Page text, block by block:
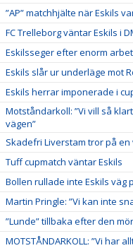
”AP” matchhjälte när Eskils
FC Trelleborg väntar Eskils i
Eskilsseger efter enorm
Eskils slår ur underläge mot
Eskils herrar imponerade i
Motståndarkoll: ”Vi vill så
vägen”
Skadefri Liverstam tror på
Tuff cupmatch väntar Eskils
Bollen rullade inte Eskils väg
Martin Pringle: ”Vi kan inte
”Lunde” tillbaka efter den
MOTSTÅNDARKOLL: ”Vi har